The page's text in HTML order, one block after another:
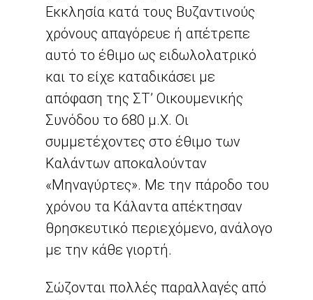
Εκκλησία κατά τους Βυζαντινούς
χρόνους απαγόρευε ή απέτρεπε
αυτό το έθιμο ως ειδωλολατρικό
και το είχε καταδικάσει με
απόφαση της ΣΤ’ Οικουμενικής
Συνόδου το 680 μ.Χ. Οι
συμμετέχοντες στο έθιμο των
Καλάντων αποκαλούνταν
«Μηναγύρτες». Με την πάροδο του
χρόνου τα Κάλαντα απέκτησαν
θρησκευτικό περιεχόμενο, ανάλογο
με την κάθε γιορτή.
Σώζονται πολλές παραλλαγές από